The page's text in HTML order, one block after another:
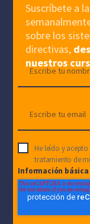
Suscríbete a
sobre los
directivas,
nuestros
He leído y acepto
tratamiento de
Información